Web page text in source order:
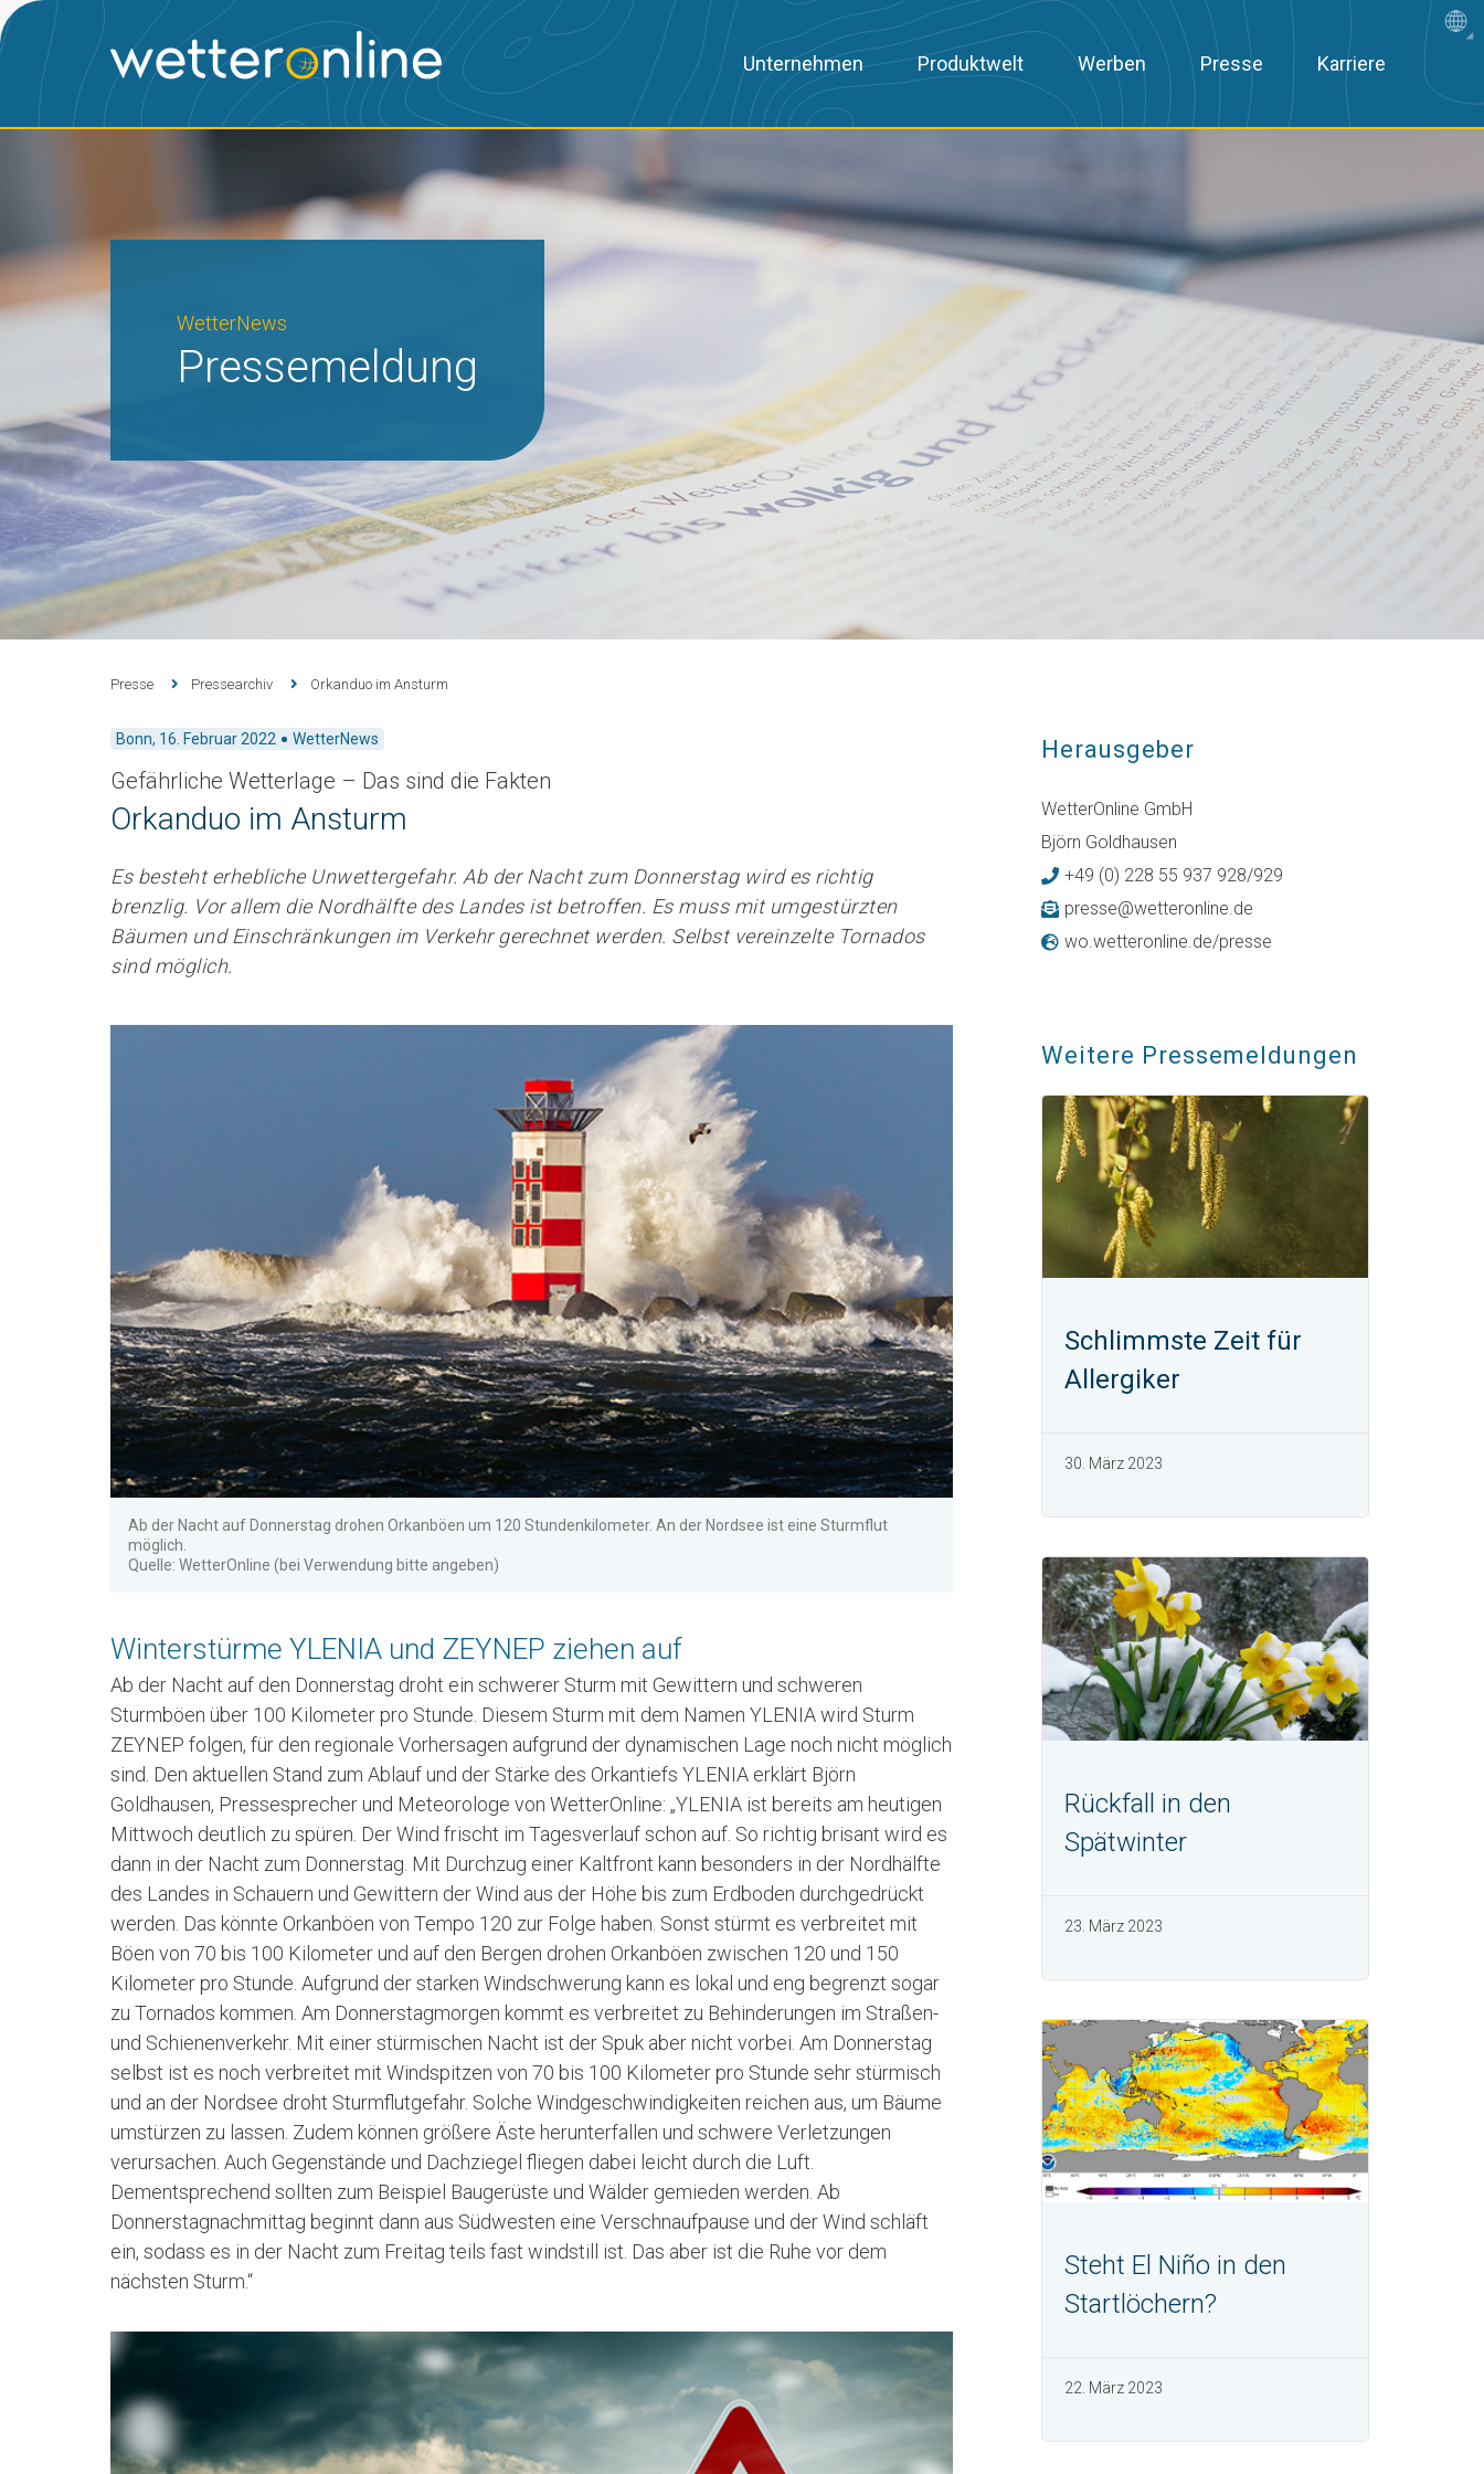
Unternehmen Produktwelt Werben Presse Karriere
WetterNews
Pressemeldung
Presse Pressearchiv Orkanduo im Ansturm
Bonn, 16. Februar 2022 WetterNews
Gefährliche Wetterlage – Das sind die Fakten
Orkanduo im Ansturm
Es besteht erhebliche Unwettergefahr. Ab der Nacht zum Donnerstag wird es richtig
brenzlig. Vor allem die Nordhälfte des Landes ist betroffen. Es muss mit umgestürzten
Bäumen und Einschränkungen im Verkehr gerechnet werden. Selbst vereinzelte Tornados
sind möglich.
Ab der Nacht auf Donnerstag drohen Orkanböen um 120 Stundenkilometer. An der Nordsee ist eine Sturmflut
möglich.
Quelle: WetterOnline (bei Verwendung bitte angeben)
Winterstürme YLENIA und ZEYNEP ziehen auf
Ab der Nacht auf den Donnerstag droht ein schwerer Sturm mit Gewittern und schweren
Sturmböen über 100 Kilometer pro Stunde. Diesem Sturm mit dem Namen YLENIA wird Sturm
ZEYNEP folgen, für den regionale Vorhersagen aufgrund der dynamischen Lage noch nicht möglich
sind. Den aktuellen Stand zum Ablauf und der Stärke des Orkantiefs YLENIA erklärt Björn
Goldhausen, Pressesprecher und Meteorologe von WetterOnline: „YLENIA ist bereits am heutigen
Mittwoch deutlich zu spüren. Der Wind frischt im Tagesverlauf schon auf. So richtig brisant wird es
dann in der Nacht zum Donnerstag. Mit Durchzug einer Kaltfront kann besonders in der Nordhälfte
des Landes in Schauern und Gewittern der Wind aus der Höhe bis zum Erdboden durchgedrückt
werden. Das könnte Orkanböen von Tempo 120 zur Folge haben. Sonst stürmt es verbreitet mit
Böen von 70 bis 100 Kilometer und auf den Bergen drohen Orkanböen zwischen 120 und 150
Kilometer pro Stunde. Aufgrund der starken Windschwerung kann es lokal und eng begrenzt sogar
zu Tornados kommen. Am Donnerstagmorgen kommt es verbreitet zu Behinderungen im Straßen-
und Schienenverkehr. Mit einer stürmischen Nacht ist der Spuk aber nicht vorbei. Am Donnerstag
selbst ist es noch verbreitet mit Windspitzen von 70 bis 100 Kilometer pro Stunde sehr stürmisch
und an der Nordsee droht Sturmflutgefahr. Solche Windgeschwindigkeiten reichen aus, um Bäume
umstürzen zu lassen. Zudem können größere Äste herunterfallen und schwere Verletzungen
verursachen. Auch Gegenstände und Dachziegel fliegen dabei leicht durch die Luft.
Dementsprechend sollten zum Beispiel Baugerüste und Wälder gemieden werden. Ab
Donnerstagnachmittag beginnt dann aus Südwesten eine Verschnaufpause und der Wind schläft
ein, sodass es in der Nacht zum Freitag teils fast windstill ist. Das aber ist die Ruhe vor dem
nächsten Sturm.“
Herausgeber
WetterOnline GmbH
Björn Goldhausen
+49 (0) 228 55 937 928/929
presse@wetteronline.de
wo.wetteronline.de/presse
Weitere Pressemeldungen
Schlimmste Zeit für
Allergiker
30. März 2023
Rückfall in den
Spätwinter
23. März 2023
Steht El Niño in den
Startlöchern?
22. März 2023